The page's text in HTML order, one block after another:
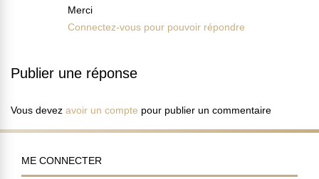
Merci
Connectez-vous pour pouvoir répondre
Publier une réponse
Vous devez avoir un compte pour publier un commentaire
ME CONNECTER